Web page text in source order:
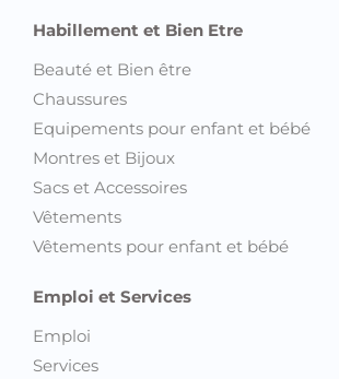
Habillement et Bien Etre
Beauté et Bien être
Chaussures
Equipements pour enfant et bébé
Montres et Bijoux
Sacs et Accessoires
Vêtements
Vêtements pour enfant et bébé
Emploi et Services
Emploi
Services